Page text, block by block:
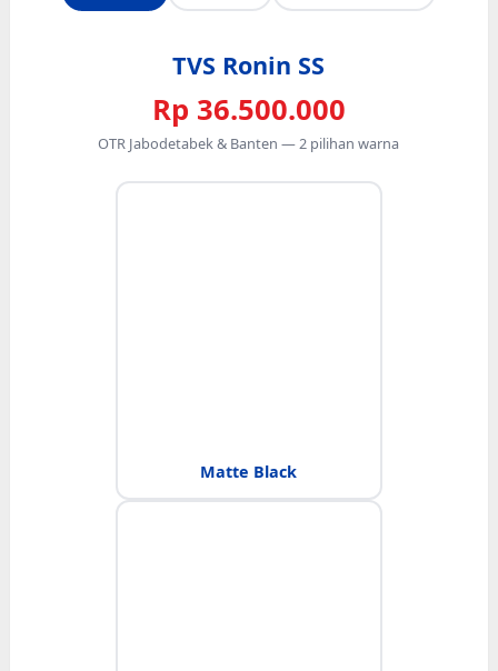
TVS Ronin SS
Rp 36.500.000
OTR Jabodetabek & Banten — 2 pilihan warna
Matte Black